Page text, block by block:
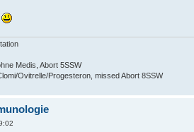
Medis, Abort 5SSW
Ovitrelle/Progesteron, missed Abort 8SSW